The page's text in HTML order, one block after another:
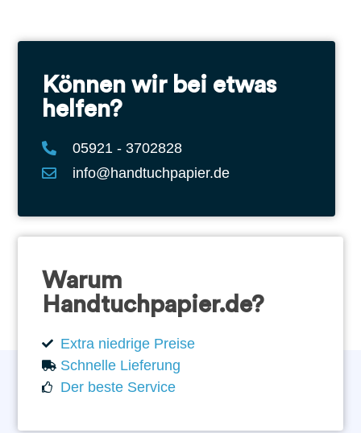
Können wir bei etwas
helfen?
05921 - 3702828
info@handtuchpapier.de
Warum
Handtuchpapier.de?
Extra niedrige Preise
Schnelle Lieferung
Der beste Service